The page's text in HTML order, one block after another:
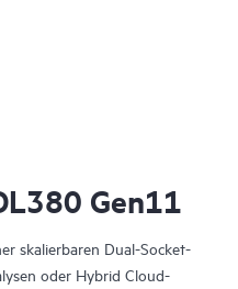
Gen11
skalierbaren Dual-Socket-
oder Hybrid Cloud-